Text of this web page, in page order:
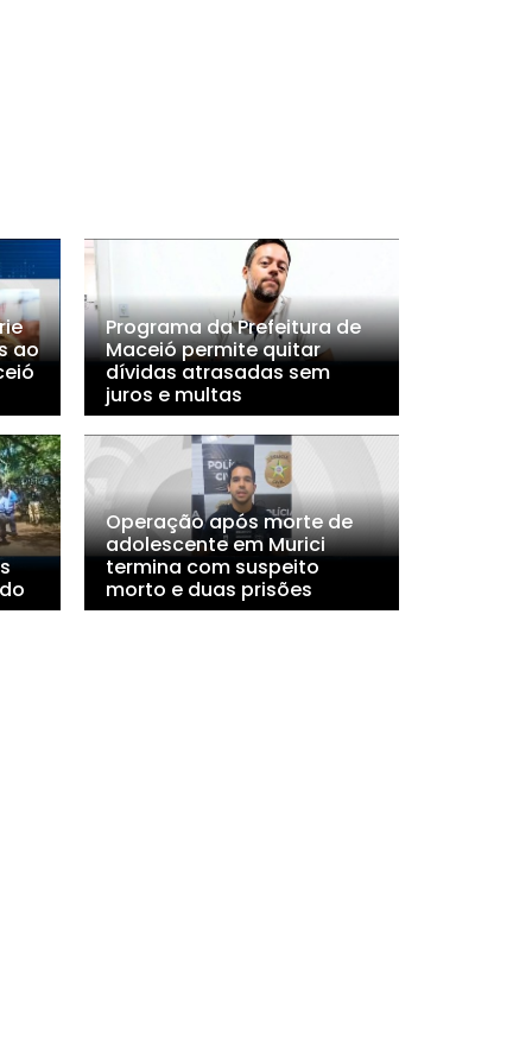
ao
Programa da Prefeitura de
Maceió permite quitar
dívidas atrasadas sem
juros e multas
Operação após morte de
adolescente em Murici
termina com suspeito
morto e duas prisões